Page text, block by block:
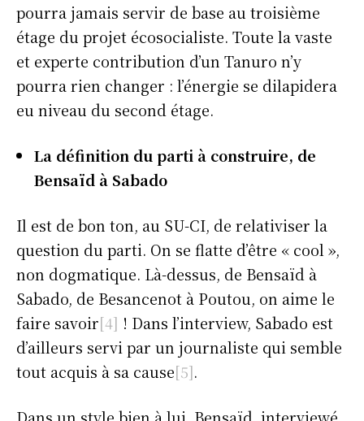
pourra jamais servir de base au troisième
étage du projet écosocialiste. Toute la vaste
et experte contribution d’un Tanuro n’y
pourra rien changer : l’énergie se dilapidera
eu niveau du second étage.
La définition du parti à construire, de
Bensaïd à Sabado
Il est de bon ton, au SU-CI, de relativiser la
question du parti. On se flatte d’être « cool »,
non dogmatique. Là-dessus, de Bensaïd à
Sabado, de Besancenot à Poutou, on aime le
faire savoir[4] ! Dans l’interview, Sabado est
d’ailleurs servi par un journaliste qui semble
tout acquis à sa cause[5].